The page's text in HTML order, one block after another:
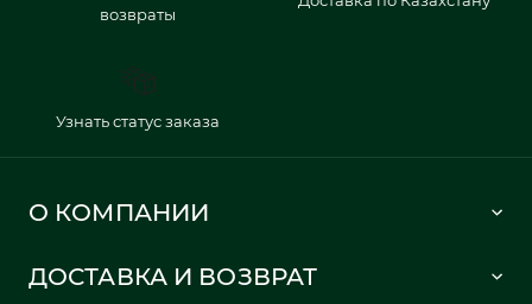
возвраты
Узнать статус заказа
О КОМПАНИИ
Политика в отношении обработки персональных данных
ДОСТАВКА И ВОЗВРАТ